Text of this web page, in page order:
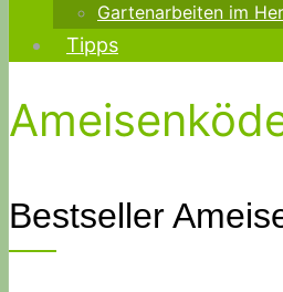
Gartenarbeiten im
Tipps
Bestseller